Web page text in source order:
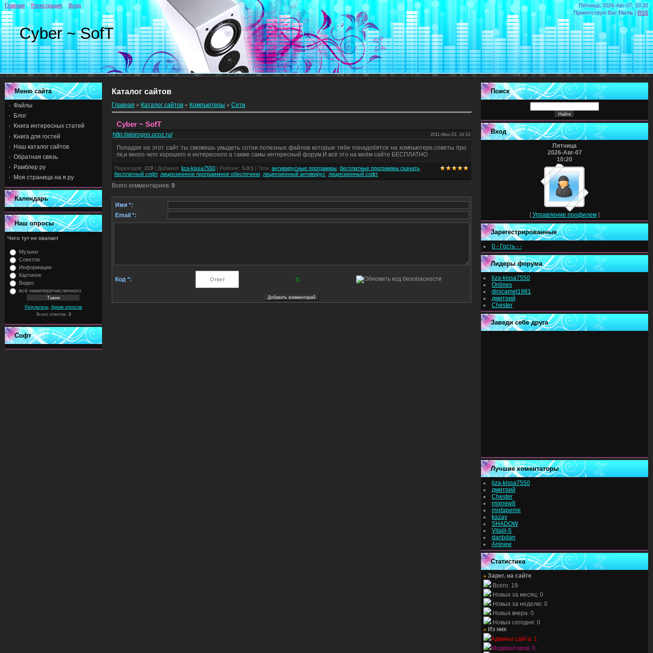
Пятница, 2026-Авг-07, 10:20
Приветствую Вас Гость | RSS
Cyber ~ SofT
Главная Регистрация Вход
Меню сайта
Файлы
Блог
Книга интересных статей
Книга для гостей
Наш каталог сайтов
Обратная связь
Рамблер ру
Моя страница на я.ру
Календарь
Наш опросы
Чего тут не хватает
Музыки
Советов
Информации
Картинок
Видео
всё нижеперечисленного
Результаты Архив опросов
Всего ответов: 3
Софт
Каталог сайтов
Главная » Каталог сайтов » Компьютеры » Сети
Cyber ~ SofT
http://alprogos.ucoz.ru/ 2011-Июн-23, 16:10
Попадая на этот сайт ты сможешь увыдеть сотни полезных файлов которые тебе понадобятся на компьютере,советы про
пк,и много чего хорошего и интересного а также самы интересный форум.И всё это на моём сайте БЕСПЛАТНО
Переходов: 219 | Добавил: liza-kissa7550 | Рейтинг: 5.0/1 | Теги: антивирусные программы бесплатные программы скачать
бесплатный софт, лицензионное программное обеспечени лицензионный антивирус лицензионный софт
Всего комментариев: 0
Имя *:
Email *:
Код *:
Поиск
Вход
Пятница
2026-Авг-07
10:20
[Управление профилем ]
Зарегестрированные
0 - Гость - -
Лидеры форума
liza-kissa7550
Onlines
dinicamet1981
дмитрий
Chester
Заведи себе друга
Лучшие коментаторы
liza-kissa7550
дмитрий
Chester
mixnew8
mixtapeme
kazay
SHADOW
Vitalii-5
danbdan
Aninew
Статистика
» Зарег. на сайте
Всего: 19
Новых за месяц: 0
Новых за неделю: 0
Новых вчера: 0
Новых сегодня: 0
» Из них
Админы сайта: 1
Модераторов: 0